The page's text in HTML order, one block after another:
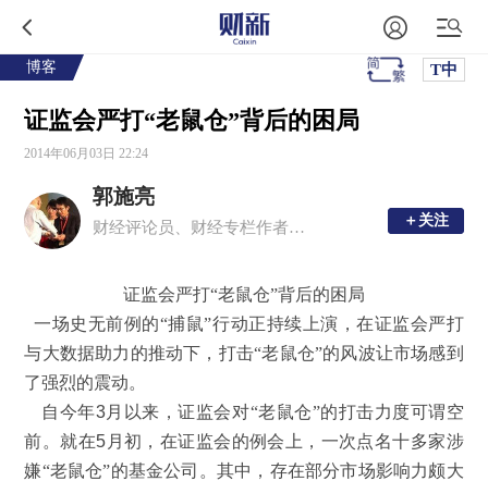
博客 T中
证监会严打“老鼠仓”背后的困局
2014年06月03日 22:24
郭施亮
财经评论员、财经专栏作者、2013年搜狐年度最佳行业自媒体人 ＋关注
＋关注
证监会严打“老鼠仓”背后的困局
一场史无前例的“捕鼠”行动正持续上演，在证监会严打
与大数据助力的推动下，打击“老鼠仓”的风波让市场感到
了强烈的震动。
自今年3月以来，证监会对“老鼠仓”的打击力度可谓空
前。就在5 月初，在证监会的例会上，一次点名十多家涉
嫌“老鼠仓”的基金公司。其中，存在部分市场影响力颇大